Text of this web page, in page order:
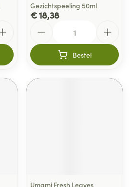
Gezichtspeeling 50ml
€ 18,38
Bestel
Umami Fresh Leaves